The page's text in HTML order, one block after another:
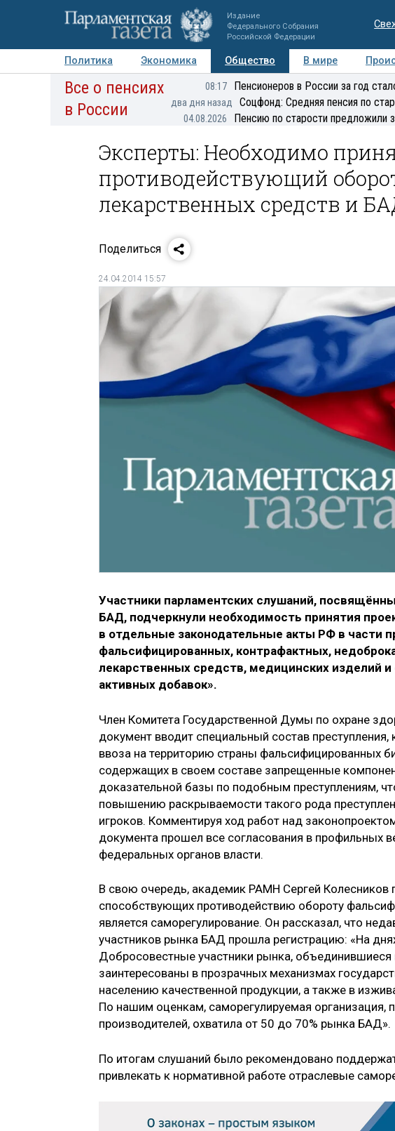
Издание
Федерального Собрания
Российской Федерации
Политика Экономика Общество В мире
Авторы Персоны Мнения Регионы
Все о пенсиях
в России
08:17 Пенсионеров в России за год
два дня назад Соцфонд: Средняя пенсия по
04.08.2026 Пенсию по старости предложили
Эксперты: Необходимо
противодействующий
лекарственных средств и
Поделиться
24.04.2014 15:57
Участники парламентских слушаний,
БАД, подчеркнули необходимость принятия
в отдельные законодательные акты РФ в части
фальсифицированных, контрафактных,
лекарственных средств, медицинских изделий
активных добавок».
Член Комитета Государственной Думы по охране
документ вводит специальный состав
ввоза на территорию страны фальсифицированных
содержащих в своем составе запрещенные
доказательной базы по подобным преступлениям,
повышению раскрываемости такого рода
игроков. Комментируя ход работ над
документа прошел все согласования в профильных
федеральных органов власти.
В свою очередь, академик РАМН Сергей Колесников
способствующих противодействию обороту
является саморегулирование. Он рассказал, что
участников рынка БАД прошла регистрацию: «На
Добросовестные участники рынка,
заинтересованы в прозрачных механизмах
населению качественной продукции, а также в
По нашим оценкам, саморегулируемая организация,
производителей, охватила от 50 до 70% рынка БАД».
По итогам слушаний было рекомендовано
привлекать к нормативной работе отраслевые